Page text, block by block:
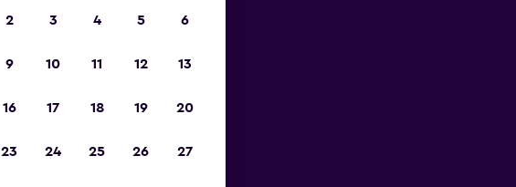
2 3 4 5 6
9 10 11 12 13
16 17 18 19 20
23 24 25 26 27